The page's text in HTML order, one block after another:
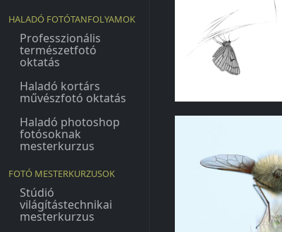
HALADÓ FOTÓTANFOLYAMOK
Professzionális
természetfotó
oktatás
Haladó kortárs
művészfotó oktatás
Haladó photoshop
fotósoknak
mesterkurzus
FOTÓ MESTERKURZUSOK
Stúdió
világítástechnikai
mesterkurzus